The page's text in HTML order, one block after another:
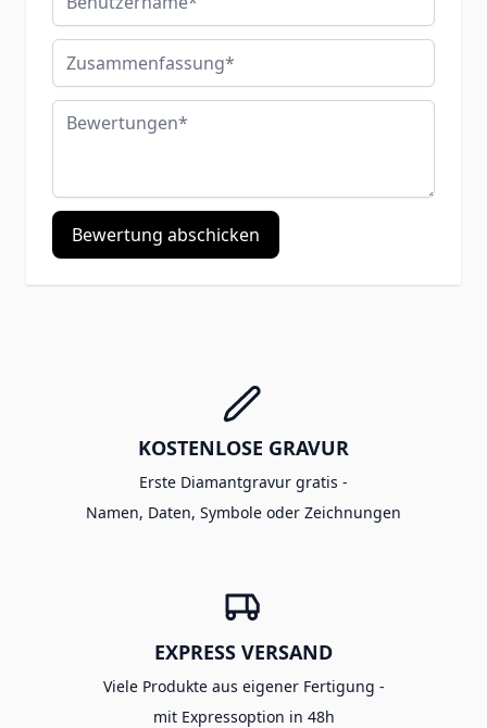
Zusammenfassung
Bewertungen
Bewertung abschicken
KOSTENLOSE GRAVUR
Erste Diamantgravur gratis -
Namen, Daten, Symbole oder Zeichnungen
EXPRESS VERSAND
Viele Produkte aus eigener Fertigung -
mit Expressoption in 48h